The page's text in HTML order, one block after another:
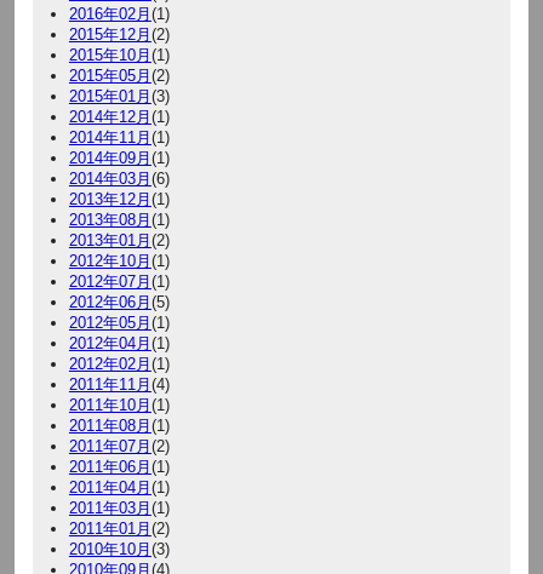
2016年02月(1)
2015年12月(2)
2015年10月(1)
2015年05月(2)
2015年01月(3)
2014年12月(1)
2014年11月(1)
2014年09月(1)
2014年03月(6)
2013年12月(1)
2013年08月(1)
2013年01月(2)
2012年10月(1)
2012年07月(1)
2012年06月(5)
2012年05月(1)
2012年04月(1)
2012年02月(1)
2011年11月(4)
2011年10月(1)
2011年08月(1)
2011年07月(2)
2011年06月(1)
2011年04月(1)
2011年03月(1)
2011年01月(2)
2010年10月(3)
2010年09月(4)